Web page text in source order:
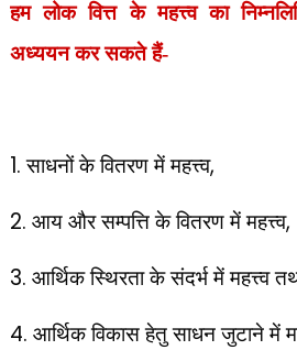
हम लोक वित्त के महत्त्व का
अध्ययन कर सकते हैं-
1.साधनों के वितरण में महत्त्व,
2. आय और सम्पत्ति के वितरण में महत्त्व,
3. आर्थिक स्थिरता के संदर्भ में महत्त्व
4. आर्थिक विकास हेतु साधन जुटाने में